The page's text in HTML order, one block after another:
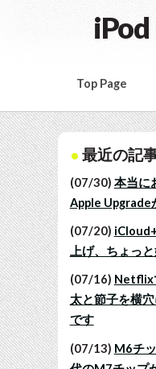
iPod
Top Page
最近の記
(07/30) 本当に
Apple Upgrade
(07/20)
上げ、ちょっ
(07/16) Netflix
太と節子を横
です
(07/13) M6チ